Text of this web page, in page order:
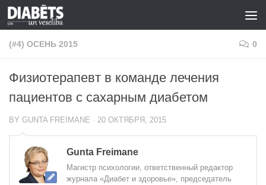
Skip to content
(#4) ОСЕНЬ 2015 0
Физиотерапевт в команде лечения
пациентов с сахарным диабетом
BY GUNTA FREIMANE · 20 ОКТЯБРЯ, 2015
Gunta Freimane
Магистр психологии, ответственный редактор
журнала «Диабет и здоровье», председатель